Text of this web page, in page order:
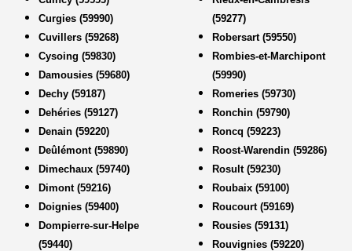
Curgies (59990)
Cuvillers (59268)
Cysoing (59830)
Damousies (59680)
Dechy (59187)
Dehéries (59127)
Denain (59220)
Deûlémont (59890)
Dimechaux (59740)
Dimont (59216)
Doignies (59400)
Dompierre-sur-Helpe
(59440)
(59277)
Robersart (59550)
Rombies-et-Marchipont
(59990)
Romeries (59730)
Ronchin (59790)
Roncq (59223)
Roost-Warendin (59286)
Rosult (59230)
Roubaix (59100)
Roucourt (59169)
Rousies (59131)
Rouvignies (59220)